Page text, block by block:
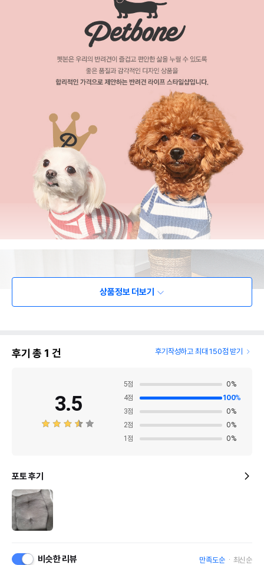
상품정보 더보기
후기 총 1 건 후기작성하고 최대 150점 받기
3.5
5점 0%
4점 100%
3점 0%
2점 0%
1 점 0%
포토 후기
비슷한 리뷰 만족도순 최신순